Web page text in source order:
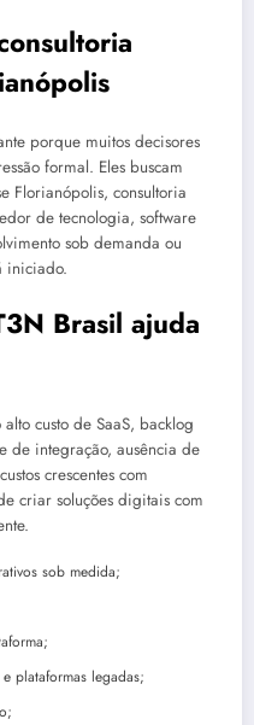
porque muitos decisores
formal. Eles buscam
Florianópolis, consultoria
de tecnologia, software
sob demanda ou
iniciado.
Brasil ajuda
custo de SaaS, backlog
de integração, ausência de
crescentes com
criar soluções digitais com
sob medida;
plataformas legadas;